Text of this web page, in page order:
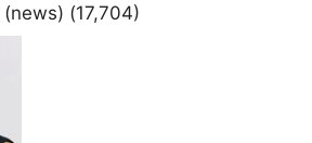
(news) (17,704)